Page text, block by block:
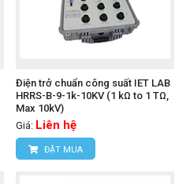
Điện trở chuẩn công suất IET LAB
HRRS-B-9-1k-10KV (1 kΩ to 1 TΩ,
Max 10kV)
Giá: Liên hệ
ĐẶT MUA